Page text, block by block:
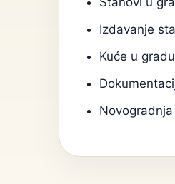
Izdavanje
Kuće u